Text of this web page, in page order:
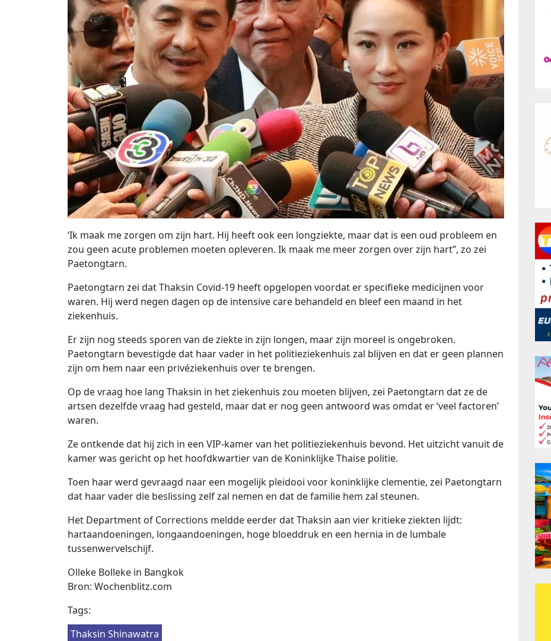
‘Ik maak me zorgen om zijn hart. Hij heeft ook een longziekte, maar dat is een oud probleem en
zou geen acute problemen moeten opleveren. Ik maak me meer zorgen over zijn hart”, zo zei
Paetongtarn.
Paetongtarn zei dat Thaksin Covid-19 heeft opgelopen voordat er specifieke medicijnen voor
waren. Hij werd negen dagen op de intensive care behandeld en bleef een maand in het
ziekenhuis.
Er zijn nog steeds sporen van de ziekte in zijn longen, maar zijn moreel is ongebroken.
Paetongtarn bevestigde dat haar vader in het politieziekenhuis zal blijven en dat er geen plannen
zijn om hem naar een privéziekenhuis over te brengen.
Op de vraag hoe lang Thaksin in het ziekenhuis zou moeten blijven, zei Paetongtarn dat ze de
artsen dezelfde vraag had gesteld, maar dat er nog geen antwoord was omdat er ‘veel factoren’
waren.
Ze ontkende dat hij zich in een VIP-kamer van het politieziekenhuis bevond. Het uitzicht vanuit de
kamer was gericht op het hoofdkwartier van de Koninklijke Thaise politie.
Toen haar werd gevraagd naar een mogelijk pleidooi voor koninklijke clementie, zei Paetongtarn
dat haar vader die beslissing zelf zal nemen en dat de familie hem zal steunen.
Het Department of Corrections meldde eerder dat Thaksin aan vier kritieke ziekten lijdt:
hartaandoeningen, longaandoeningen, hoge bloeddruk en een hernia in de lumbale
tussenwervelschijf.
Olleke Bolleke in Bangkok
Bron: Wochenblitz.com
Tags:
Thaksin Shinawatra